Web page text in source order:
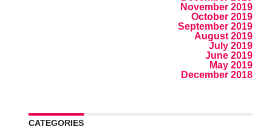
November 2019
October 2019
September 2019
August 2019
July 2019
June 2019
May 2019
December 2018
CATEGORIES